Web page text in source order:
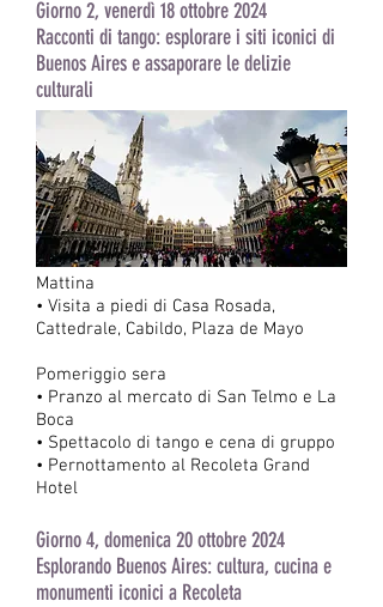
Giorno 2, venerdì 18 ottobre 2024
Racconti di tango: esplorare i siti iconici di
Buenos Aires e assaporare le delizie
culturali
Mattina
• Visita a piedi di Casa Rosada,
Cattedrale, Cabildo, Plaza de Mayo
Pomeriggio sera
• Pranzo al mercato di San Telmo e La
Boca
• Spettacolo di tango e cena di gruppo
• Pernottamento al Recoleta Grand
Hotel
Giorno 4, domenica 20 ottobre 2024
Esplorando Buenos Aires: cultura, cucina e
monumenti iconici a Recoleta